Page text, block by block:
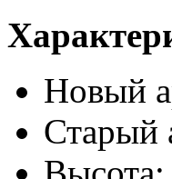
Новый
Старый